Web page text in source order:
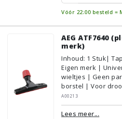
Vóór 22:00 besteld =
AEG ATF7640
merk)
Inhoud: 1 Stuk|
Eigen merk |
wieltjes | Geen
borstel | Voor
| Zonder
Zwart | Alternatief
Tapijt/
A00213
Lees meer...